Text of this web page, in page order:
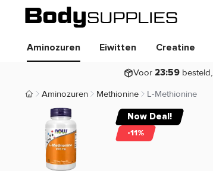
Aminozuren Eiwitten Creatine
Voor 23:59 besteld,
Body Supplies | Sportvoeding en Supplementen
Aminozuren Methionine L-Methionine
Now Deal!
-11%